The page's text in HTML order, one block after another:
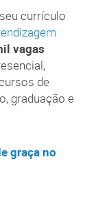
currículo
vagas
de
graduação e
graça no